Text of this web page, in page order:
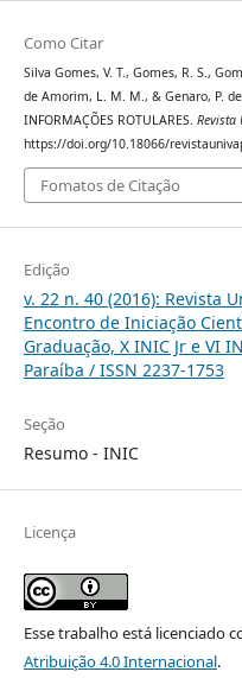
Como Citar
Silva Gomes, V. T., Gomes, R. S.,
de Amorim, L. M. M., & Genaro, P.
INFORMAÇÕES ROTULARES. Revista
https://doi.org/10.18066/
Fomatos de Citação
Edição
v. 22 n. 40 (2016): Revista
Encontro de Iniciação
Graduação, X INIC Jr e VI
Paraíba / ISSN 2237-1753
Seção
Resumo - INIC
Licença
Esse trabalho está licenciado
Atribuição 4.0 Internacional.